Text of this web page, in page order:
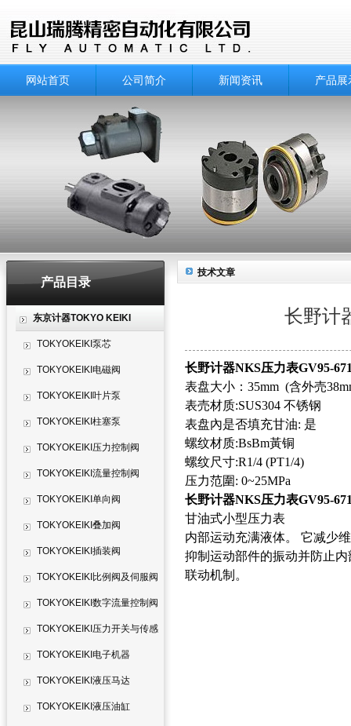
网站首页 公司简介 新闻资讯 产品展
产品目录
东京计器TOKYO KEIKI
TOKYOKEIKI泵芯
TOKYOKEIKI电磁阀
TOKYOKEIKI叶片泵
TOKYOKEIKI柱塞泵
TOKYOKEIKI压力控制阀
TOKYOKEIKI流量控制阀
TOKYOKEIKI单向阀
TOKYOKEIKI叠加阀
TOKYOKEIKI插装阀
TOKYOKEIKI比例阀及伺服阀
TOKYOKEIKI数字流量控制阀
TOKYOKEIKI压力开关与传感
器 TOKYOKEIKI电子机器
TOKYOKEIKI液压马达
TOKYOKEIKI液压油缸
技术文章
长野计
长野计器NKS压力表GV95-
表盘大小：35mm (含外売
表売材质:SUS304 不锈钢
表盘內是否填充甘油: 是
螺纹材质:BsBm黃铜
螺纹尺寸:R1/4 (PT1/4)
压力范圍: 0~25MPa
长野计器NKS压力表GV95-
甘油式小型压力表
内部运动充满液体。 它减少
抑制运动部件的振动并防止内
联动机制。